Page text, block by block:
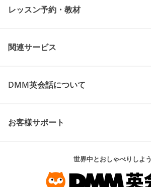
レッスン予約・教材
関連サービス
DMM英会話について
お客様サポート
世界中とおしゃべりしよう